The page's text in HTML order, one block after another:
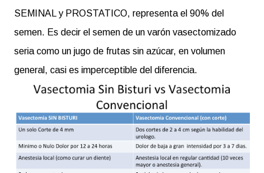
SEMINAL y PROSTATICO, representa el 90% del
semen. Es decir el semen de un varón vasectomizado
seria como un jugo de frutas sin azúcar, en volumen
general, casi es imperceptible del diferencia.